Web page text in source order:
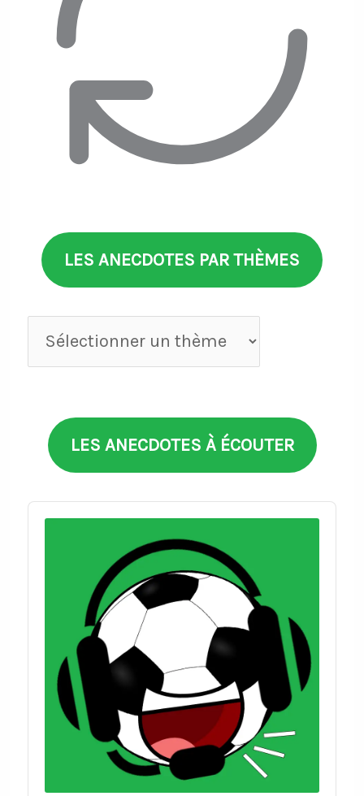
LES ANECDOTES PAR THÈMES
Anecdotes
par
LES ANECDOTES À ÉCOUTER
Audio
Player